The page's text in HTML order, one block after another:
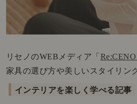
リセノのWEBメディア「
家具の選び方や美しいスタイリン
インテリアを楽しく学べる記事